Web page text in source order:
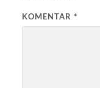
KOMENTAR *